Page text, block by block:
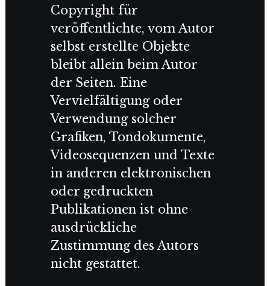
Copyright für
veröffentlichte, vom Autor
selbst erstellte Objekte
bleibt allein beim Autor
der Seiten. Eine
Vervielfältigung oder
Verwendung solcher
Grafiken, Tondokumente,
Videosequenzen und Texte
in anderen elektronischen
oder gedruckten
Publikationen ist ohne
ausdrückliche
Zustimmung des Autors
nicht gestattet.